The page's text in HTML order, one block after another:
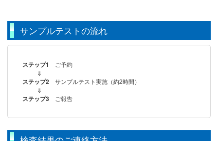
サンプルテストの流れ
ステップ1
ご予約
⇓
ステップ2 サンプルテスト実施（約2時間）
⇓
ステップ3 ご報告